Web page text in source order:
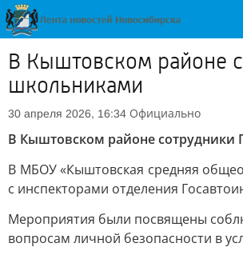
В Кыштовском районе
школьниками
30 апреля 2026, 16:34 Официально
В Кыштовском районе сотрудники
В МБОУ «Кыштовская средняя
с инспекторами отделения
Мероприятия были посвящены
вопросам личной безопасности в